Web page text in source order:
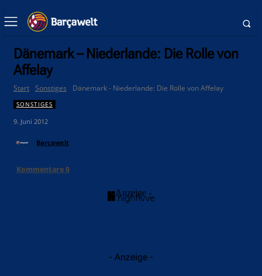
Dänemark – Niederlande: Die Rolle von
Affelay
Start Sonstiges Dänemark - Niederlande: Die Rolle von Affelay
SONSTIGES
9. Juni 2012
Barçawelt
Kommentare0
- Anzeige -
- Anzeige -